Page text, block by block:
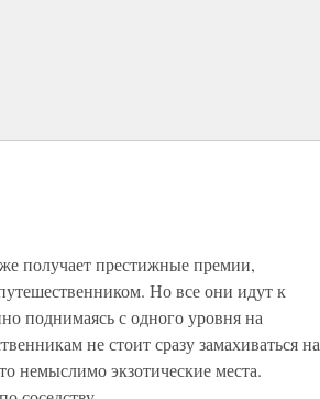
получает престижные премии,
Но все они идут к
поднимаясь с одного уровня на
не стоит сразу замахиваться на
немыслимо экзотические места.